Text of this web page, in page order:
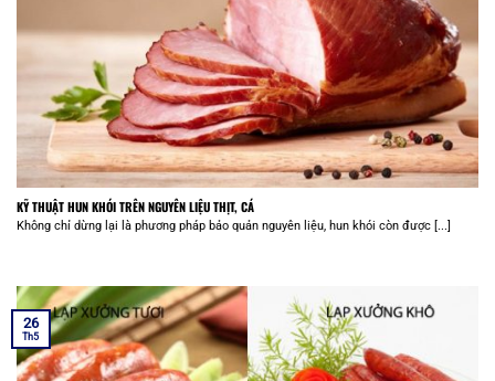
KỸ THUẬT HUN KHÓI TRÊN NGUYÊN LIỆU THỊT, CÁ
Không chỉ dừng lại là phương pháp bảo quản nguyên liệu, hun khói còn được [...]
26
Th5